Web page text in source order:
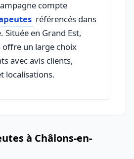
compte
référencés dans
Située en Grand Est,
offre un large choix
avec avis clients,
localisations.
à Châlons-en-